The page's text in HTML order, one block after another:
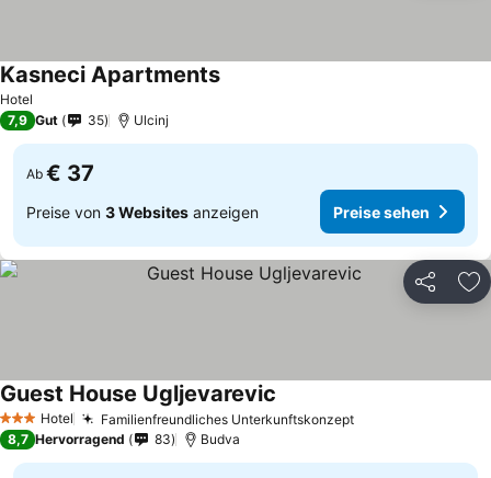
Hotel
Kasneci ApartmentsPreise sehen
7,9 Gut 35 Ulcinj
Ab € 37
Preise von 3 Websites anzeigen Preise sehen
Teilen
3 SterneHotel Familienfreundliches UnterkunftskonzeptPreise sehen
Guest House Ugljevarevic
8,7 Hervorragend 83 Budva